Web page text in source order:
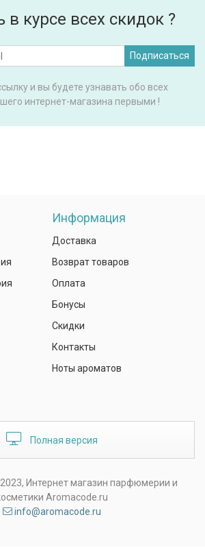
в курсе всех скидок ?
Подписаться
и вы будете узнавать обо всех
интернет-магазина первыми !
Информация
Доставка
Возврат товаров
Оплата
Бонусы
Скидки
Контакты
Ноты ароматов
Полная версия
Интернет магазин парфюмерии и
Aromacode.ru
info@aromacode.ru